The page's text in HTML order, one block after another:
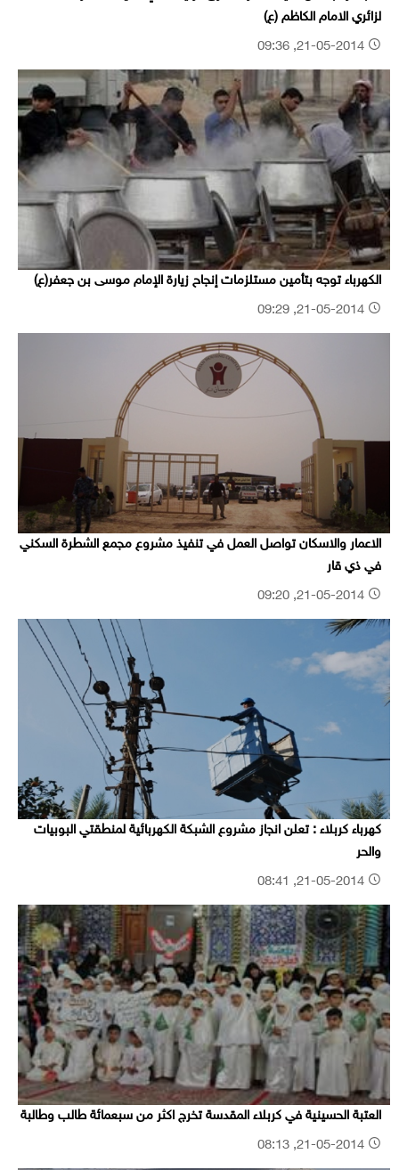
لزائري الامام الكاظم (ع)
الكهرباء توجه بتأمين مستلزمات إنجاح زيارة الإمام موسى بن جعفر(ع)
الاعمار والاسكان تواصل العمل في تنفيذ مشروع مجمع الشطرة السكني
في ذي قار
كهرباء كربلاء : تعلن انجاز مشروع الشبكة الكهربائية لمنطقتي البوبيات
والحر
العتبة الحسينية في كربلاء المقدسة تخرج اكثر من سبعمائة طالب وطالبة